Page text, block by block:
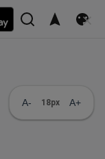
A- 18px A+